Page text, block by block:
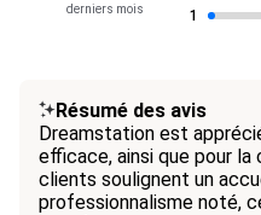
derniers mois
1
Résumé des avis
Dreamstation est
efficace, ainsi que pour
clients soulignent un
professionnalisme noté,